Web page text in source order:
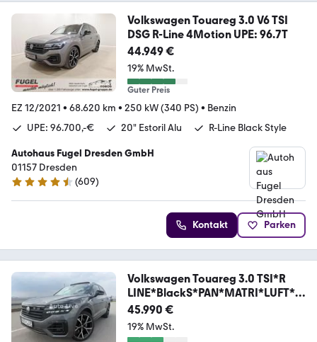
Volkswagen Touareg 3.0 V6 TSI
DSG R-Line 4Motion UPE: 96.7T
44.949 €
19% MwSt.
Guter Preis
EZ 12/2021 • 68.620 km • 250 kW (340 PS) • Benzin
UPE: 96.700,-€
20" Estoril Alu R-Line Black Style
Autohaus Fugel Dresden GmbH
01157 Dresden
4.6 Sterne
(609)
Kontakt Parken
Volkswagen Touareg 3.0 TSI*R
LINE*BlackS*PAN*MATRI*LUFT*V
OL
45.990 €
19% MwSt.